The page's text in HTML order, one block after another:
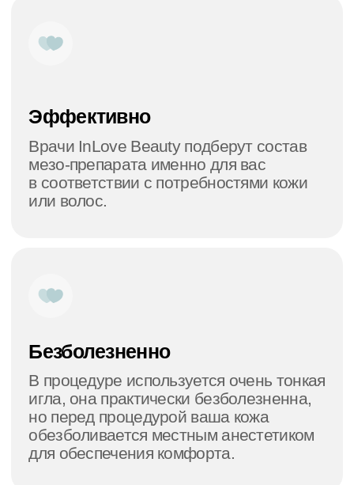
Телефон:
+7 (926) 949-85-59
Режим работы:
пн-вс, 10:00-22:00
Филиал на Тургеневской
Открыть Яндекс карты